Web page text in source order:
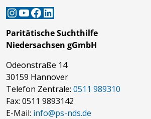
Instagram
YouTube
Facebook
LinkedIn
Paritätische Suchthilfe
Niedersachsen gGmbH
Odeonstraße 14
30159 Hannover
Telefon Zentrale: 0511 989310
Fax: 0511 9893142
E-Mail: info@ps-nds.de